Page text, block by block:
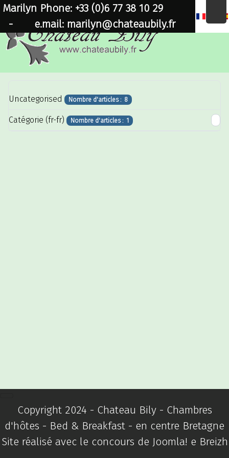
Marilyn Phone: +33 (0)6 77 38 10 29
- e.mail: marilyn@chateaubily.fr ×
Uncategorised Nombre d'articles : 8
Catégorie (fr-fr) Nombre d'articles : 1
Copyright 2024 - Chateau Bily - Chambres
d'hôtes - Bed & Breakfast - en centre Bretagne
Site réalisé avec le concours de Joomla! e Breizh